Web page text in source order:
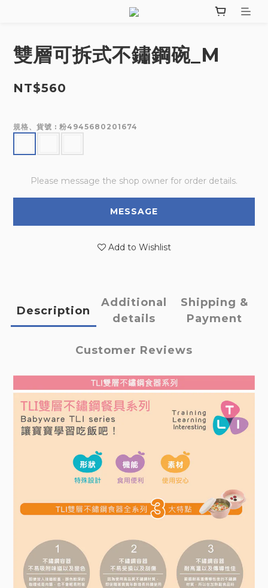
雙層可拆式不鏽鋼碗_M
NT$560
規格、貨號 : 粉4945680201674
Please message the shop owner for order details.
MESSAGE
Add to Wishlist
Description
Additional
details
Shipping &
Payment
Customer Reviews